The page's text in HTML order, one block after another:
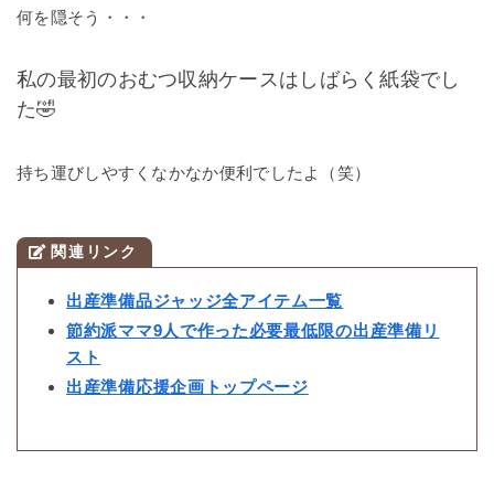
何を隠そう・・・
私の最初のおむつ収納ケースはしばらく紙袋でし
た🤣
持ち運びしやすくなかなか便利でしたよ（笑）
関連リンク
出産準備品ジャッジ全アイテム一覧
節約派ママ9人で作った必要最低限の出産準備リ
スト
出産準備応援企画トップページ